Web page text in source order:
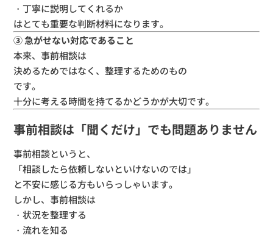
・丁寧に説明してくれるか
はとても重要な判断材料になります。
③ 急がせない対応であること
本来、事前相談は
決めるためではなく、整理するためのもの
です。
十分に考える時間を持てるかどうかが大切です。
事前相談は「聞くだけ」でも問題ありません
事前相談というと、
「相談したら依頼しないといけないのでは」
と不安に感じる方もいらっしゃいます。
しかし、事前相談は
・状況を整理する
・流れを知る